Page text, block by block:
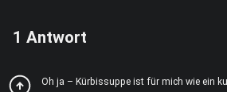
1 Antwort
Oh ja – Kürbissuppe ist für mich wie ein